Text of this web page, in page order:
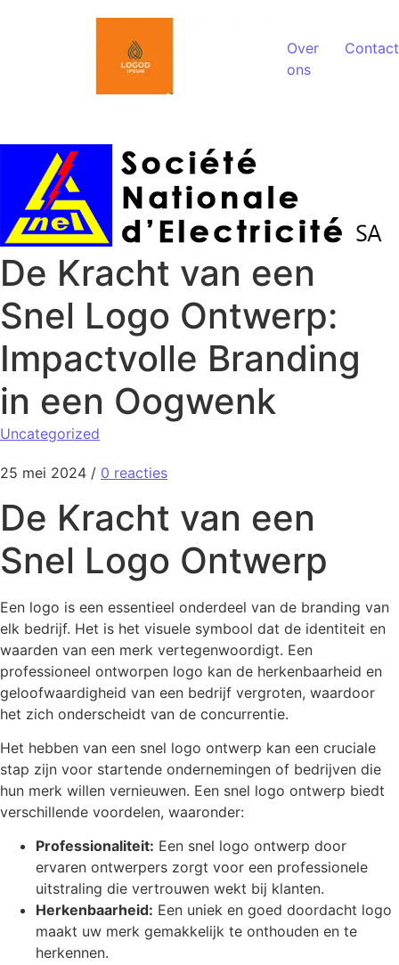
Over
ons
Contact
De Kracht van een
Snel Logo Ontwerp:
Impactvolle Branding
in een Oogwenk
Uncategorized
25 mei 2024 / 0 reacties
De Kracht van een
Snel Logo Ontwerp
Een logo is een essentieel onderdeel van de branding van
elk bedrijf. Het is het visuele symbool dat de identiteit en
waarden van een merk vertegenwoordigt. Een
professioneel ontworpen logo kan de herkenbaarheid en
geloofwaardigheid van een bedrijf vergroten, waardoor
het zich onderscheidt van de concurrentie.
Het hebben van een snel logo ontwerp kan een cruciale
stap zijn voor startende ondernemingen of bedrijven die
hun merk willen vernieuwen. Een snel logo ontwerp biedt
verschillende voordelen, waaronder:
Professionaliteit: Een snel logo ontwerp door
ervaren ontwerpers zorgt voor een professionele
uitstraling die vertrouwen wekt bij klanten.
Herkenbaarheid: Een uniek en goed doordacht logo
maakt uw merk gemakkelijk te onthouden en te
herkennen.